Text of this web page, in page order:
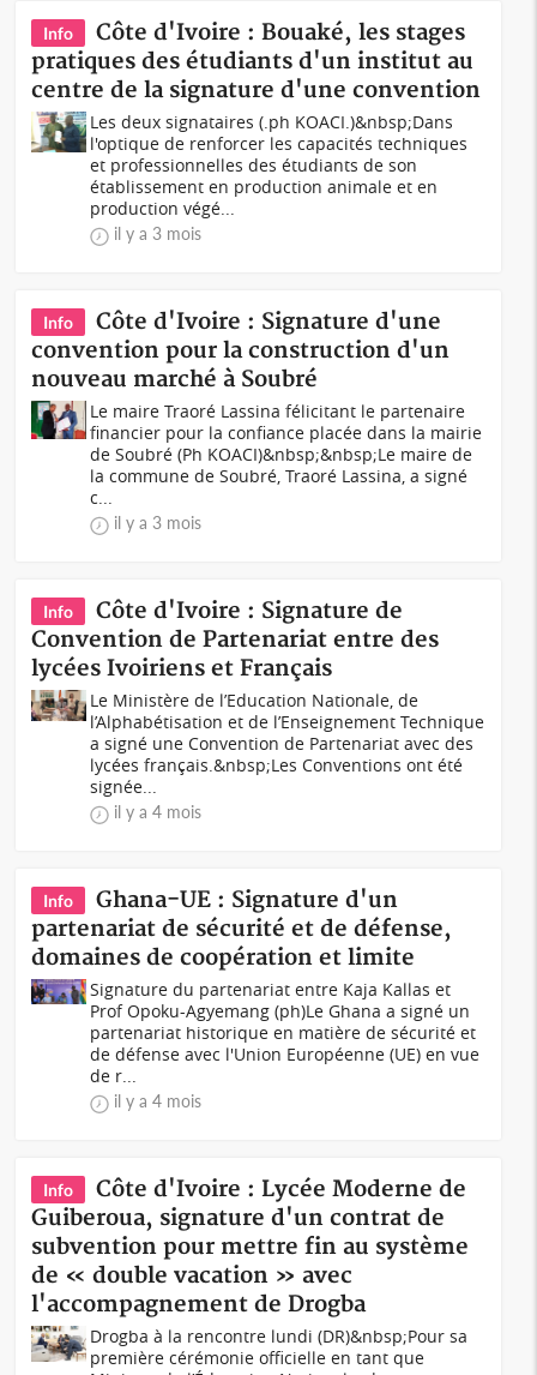
Info
Côte d'Ivoire : Bouaké, les stages
pratiques des étudiants d'un institut au
centre de la signature d'une convention
Les deux signataires (.ph KOACI.)&nbsp;Dans
l'optique de renforcer les capacités techniques
et professionnelles des étudiants de son
établissement en production animale et en
production végé...
il y a 3 mois
Info
Côte d'Ivoire : Signature d'une
convention pour la construction d'un
nouveau marché à Soubré
Le maire Traoré Lassina félicitant le partenaire
financier pour la confiance placée dans la mairie
de Soubré (Ph KOACI)&nbsp;&nbsp;Le maire de
la commune de Soubré, Traoré Lassina, a signé
c...
il y a 3 mois
Info
Côte d'Ivoire : Signature de
Convention de Partenariat entre des
lycées Ivoiriens et Français
Le Ministère de l’Education Nationale, de
l’Alphabétisation et de l’Enseignement Technique
a signé une Convention de Partenariat avec des
lycées français.&nbsp;Les Conventions ont été
signée...
il y a 4 mois
Info
Ghana-UE : Signature d'un
partenariat de sécurité et de défense,
domaines de coopération et limite
Signature du partenariat entre Kaja Kallas et
Prof Opoku-Agyemang (ph)Le Ghana a signé un
partenariat historique en matière de sécurité et
de défense avec l'Union Européenne (UE) en vue
de r...
il y a 4 mois
Info
Côte d'Ivoire : Lycée Moderne de
Guiberoua, signature d'un contrat de
subvention pour mettre fin au système
de « double vacation » avec
l'accompagnement de Drogba
Drogba à la rencontre lundi (DR)&nbsp;Pour sa
première cérémonie officielle en tant que